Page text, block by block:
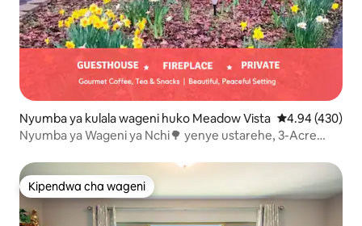
Nyumba ya kulala wageni huko Meadow Vista Ukadiriaji wa
4.94 (430)
Nyumba ya Wageni ya Nchi🌳 yenye ustarehe, 3-Acre
Kipendwa cha wageni
Kipendwa cha wageni